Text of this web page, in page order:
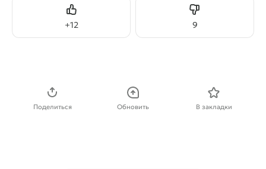
+12
Нравится 9Не нравится
Поделиться Обновить В закладки